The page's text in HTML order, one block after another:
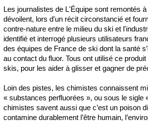
Les journalistes de L'Équipe sont remontés
dévoilent, lors d'un récit circonstancié et
contre-nature entre le milieu du ski et
identifié et interrogé plusieurs utilisateurs
des équipes de France de ski dont la santé
au contact du fluor. Tous ont utilisé ce
skis, pour les aider à glisser et gagner de
Loin des pistes, les chimistes connaissent
« substances perfluorées », ou sous le sigle
chimistes savent aussi que c’est un poison
contamine durablement l’être humain,